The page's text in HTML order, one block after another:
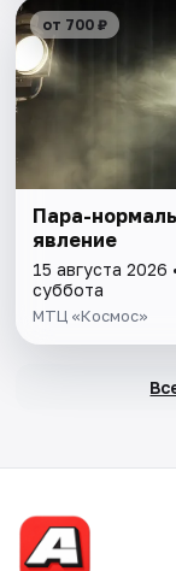
от 700 ₽
Пара-
явление
15 августа 2026 •
суббота
МТЦ «Космос»